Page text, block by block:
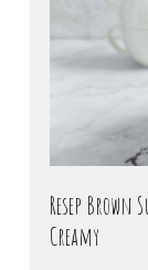
Resep Brown
Creamy